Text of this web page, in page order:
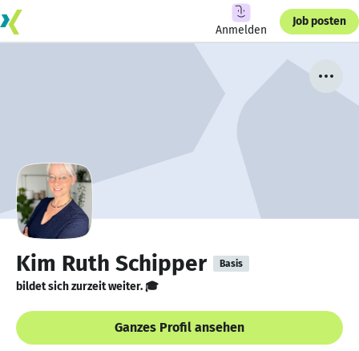
Anmelden
Job posten
Kim Ruth Schipper Basis
bildet sich zurzeit weiter. 🎓
Ganzes Profil ansehen